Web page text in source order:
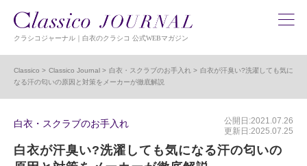
クラシコジャーナル｜白衣のクラシコ 公式WEBマガジン
Classico Classico Journal 白衣・スクラブのお手入れ
白衣が汗臭い?洗濯しても気に
なる汗の匂いの原因と対策をメーカーが徹底解説
白衣・スクラブのお手入れ
公開日:2021.07.26
更新日:2025.07.25
白衣が汗臭い?洗濯しても気になる汗の匂いの